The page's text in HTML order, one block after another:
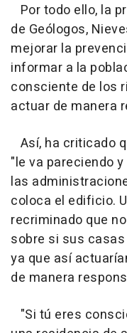
Por todo ello, la
de Geólogos,
mejorar la
informar a la
consciente de los
actuar de manera
Así, ha criticado
"le va pareciendo
las
coloca el edificio.
recriminado que
sobre si sus
ya que así
de manera
"Si tú eres